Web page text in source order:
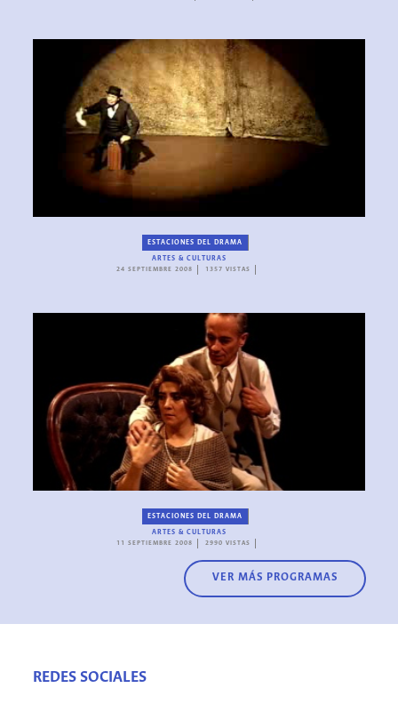
ESTACIONES DEL DRAMA
ARTES & CULTURAS
24 SEPTIEMBRE 2008
1357 VISTAS
ESTACIONES DEL DRAMA
ARTES & CULTURAS
11 SEPTIEMBRE 2008
2990 VISTAS
VER MÁS PROGRAMAS
REDES SOCIALES